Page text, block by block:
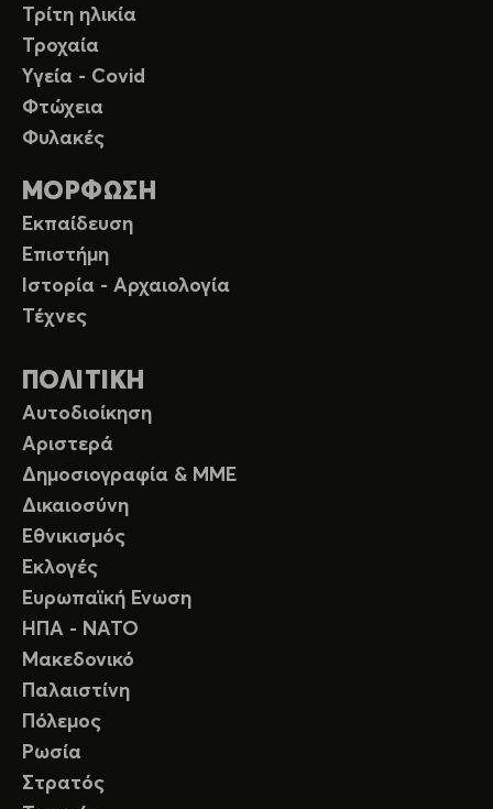
Τρίτη ηλικία
Τροχαία
Υγεία - Covid
Φτώχεια
Φυλακές
ΜΟΡΦΩΣΗ
Εκπαίδευση
Επιστήμη
Ιστορία - Αρχαιολογία
Τέχνες
ΠΟΛΙΤΙΚΗ
Αυτοδιοίκηση
Αριστερά
Δημοσιογραφία & ΜΜΕ
Δικαιοσύνη
Εθνικισμός
Εκλογές
Ευρωπαϊκή Ενωση
ΗΠΑ - ΝΑΤΟ
Μακεδονικό
Παλαιστίνη
Πόλεμος
Ρωσία
Στρατός